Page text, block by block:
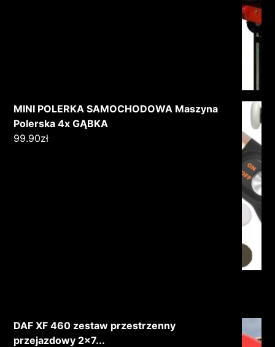
MINI POLERKA SAMOCHODOWA Maszyna
Polerska 4x GĄBKA
99.90zł
DAF XF 460 zestaw przestrzenny
przejazdowy 2x7...